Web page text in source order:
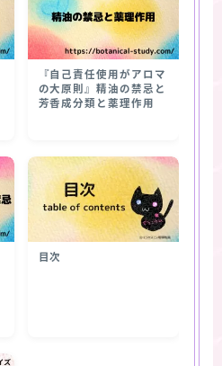
『自己責任使用がアロマ
の大原則』精油の禁忌と
芳香成分類と薬理作用
目次